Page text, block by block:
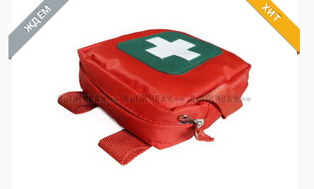
ЖДЁМ ХИТ